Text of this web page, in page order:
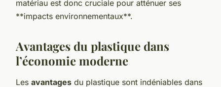
matériau est donc cruciale pour atténuer ses
**impacts environnementaux**.
Avantages du plastique dans
l’économie moderne
Les avantages du plastique sont indéniables dans